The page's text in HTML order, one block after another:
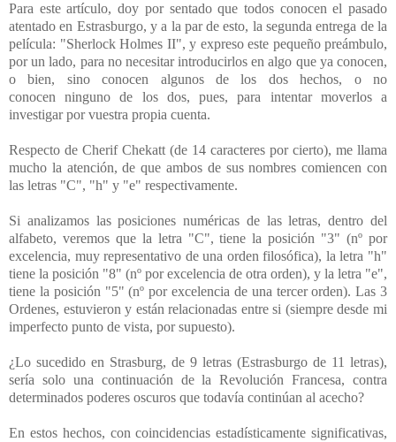
Para este artículo, doy por sentado que todos conocen el pasado
atentado en Estrasburgo, y a la par de esto, la segunda entrega de la
película: "Sherlock Holmes II", y expreso este pequeño preámbulo,
por un lado, para no necesitar introducirlos en algo que ya conocen,
o bien, sino conocen algunos de los dos hechos, o no
conocen ninguno de los dos, pues, para intentar moverlos a
investigar por vuestra propia cuenta.
Respecto de Cherif Chekatt (de 14 caracteres por cierto), me llama
mucho la atención, de que ambos de sus nombres comiencen con
las letras "C", "h" y "e" respectivamente.
Si analizamos las posiciones numéricas de las letras, dentro del
alfabeto, veremos que la letra "C", tiene la posición "3" (nº por
excelencia, muyrepresentativo de una orden filosófica), la letra "h"
tiene la posición "8" (nº por excelencia de otra orden), y la letra "e",
tiene la posición "5" (nº por excelencia de una tercer orden). Las 3
Ordenes, estuvieron y están relacionadas entre si (siempre desde mi
imperfecto punto de vista, por supuesto).
¿Lo sucedido en Strasburg, de 9 letras (Estrasburgo de 11 letras),
sería solo una continuación de la Revolución Francesa, contra
determinados poderes oscuros que todavía continúan al acecho?
En estos hechos, con coincidencias estadísticamente significativas,